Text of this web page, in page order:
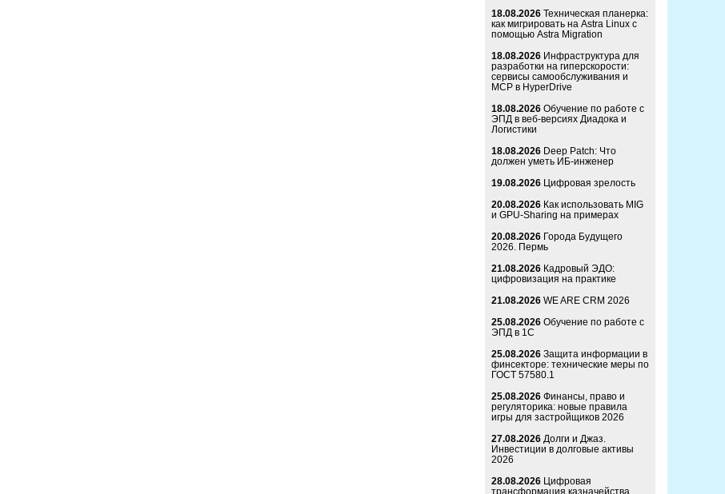
18.08.2026 Техническая планерка:
как мигрировать на Astra Linux с
помощью Astra Migration
18.08.2026 Инфраструктура для
разработки на гиперскорости:
сервисы самообслуживания и
MCP в HyperDrive
18.08.2026 Обучение по работе с
ЭПД в веб-версиях Диадока и
Логистики
18.08.2026 Deep Patch: Что
должен уметь ИБ-инженер
19.08.2026 Цифровая зрелость
20.08.2026 Как использовать MIG
и GPU-Sharing на примерах
20.08.2026 Города Будущего
2026. Пермь
21.08.2026 Кадровый ЭДО:
цифровизация на практике
21.08.2026 WE ARE CRM 2026
25.08.2026 Обучение по работе с
ЭПД в 1С
25.08.2026 Защита информации в
финсекторе: технические меры по
ГОСТ 57580.1
25.08.2026 Финансы, право и
регуляторика: новые правила
игры для застройщиков 2026
27.08.2026 Долги и Джаз.
Инвестиции в долговые активы
2026
28.08.2026 Цифровая